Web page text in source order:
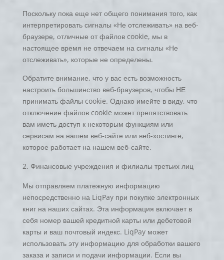
Поскольку пока еще нет общего понимания того, как
интерпретировать сигналы «Не отслеживать» на веб-
браузере, отличные от файлов cookie, мы в
настоящее время не отвечаем на сигналы «Не
отслеживать», которые не определены.
Обратите внимание, что у вас есть возможность
настроить большинство веб-браузеров, чтобы НЕ
принимать файлы cookie. Однако имейте в виду, что
отключение файлов cookie может препятствовать
вам иметь доступ к некоторым функциям или
сервисам на нашем веб-сайте или веб-хостинге,
которое работает на нашем веб-сайте.
Финансовые учреждения и филиалы третьих лиц
Мы отправляем платежную информацию
непосредственно на LiqPay при покупке электронных
книг на наших сайтах. Эта информация включает в
себя номер вашей кредитной карты или дебетовой
карты и ваш почтовый индекс. LiqPay может
использовать эту информацию для обработки вашего
заказа и записи и подачи информации. Если вы